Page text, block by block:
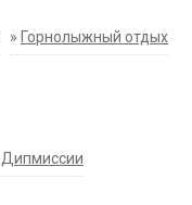
» Горнолыжный отдых
Дипмиссии